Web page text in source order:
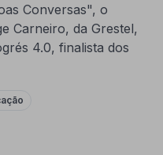
Conversas", o
Carneiro, da Grestel,
4.0, finalista dos